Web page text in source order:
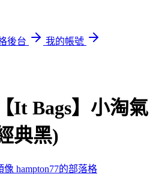
後台
我的帳號
It Bags】小淘氣
典黑)
hampton77的部落格